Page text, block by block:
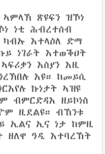
ጽዩፍን ዝኾነ
ነቲ ሕብረተሰብ
ካብኡ እተላዕለ ድማ
ነገራት እተወቕዐት
እስያን እዚ
እዩ። ከመይሲ
ኩነታት ኣዝዩ
ብምርድዳእ ዘይኮነስ
ዚደልዩ። ብኸንቱ
ኢልና ኢና ነታ ከምዚ
ዘለዋ ዓዲ እተባረኸት